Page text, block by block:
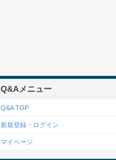
Q&Aメニュー
Q&A TOP
新規登録・ログイン
マイページ